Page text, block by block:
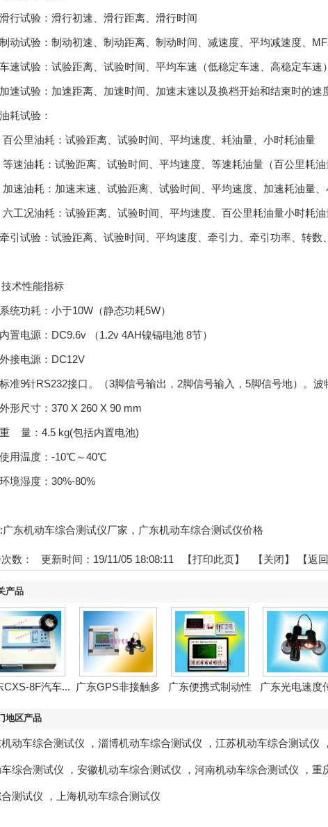
试验：滑行初速、滑行距离、滑行时间
试验：制动初速、制动距离、制动时间、减速度、平均减速度、
试验：试验距离、试验时间、平均车速（低稳定车速、高稳定车速）
试验：加速距离、加速时间、加速末速以及换档开始和结束时的速
试验：
里油耗：试验距离、试验时间、平均速度、耗油量、小时耗油量
油耗：试验距离、试验时间、平均速度、等速耗油量（百公里耗油
油耗：加速末速、试验距离、试验时间、平均速度、加速耗油量、
况油耗：试验距离、试验时间、平均速度、百公里耗油量小时耗油
试验：试验距离、试验时间、平均速度、牵引力、牵引功率、转数
术性能指标
功耗：小于10W（静态功耗5W）
电源：DC9.6v （1.2v 4AH镍镉电池 8节）
电源：DC12V
9针RS232接口。（3脚信号输出，2脚信号输入，5脚信号地）。波
尺寸：370 X 260 X 90 mm
量：4.5 kg(包括内置电池)
温度：-10℃～40℃
湿度：30%-80%
广东机动车综合测试仪厂家，广东机动车综合测试仪价格
数： 更新时间：19/11/05 18:08:11 【打印此页】 【关闭】 【返
产品
CXS-8F汽车...
广东GPS非接触多
广东便携式制动性
广东光电速度
地区产品
动车综合测试仪 ， 淄博机动车综合测试仪 ， 江苏机动车综合测试仪 ，
综合测试仪 ， 安徽机动车综合测试仪 ， 河南机动车综合测试仪 ， 重
测试仪 ， 上海机动车综合测试仪